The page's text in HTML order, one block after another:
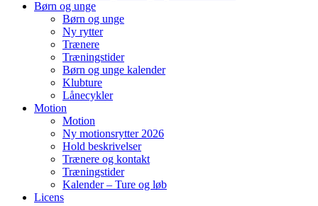
Børn og unge
Børn og unge
Ny rytter
Trænere
Træningstider
Børn og unge kalender
Klubture
Lånecykler
Motion
Motion
Ny motionsrytter 2026
Hold beskrivelser
Trænere og kontakt
Træningstider
Kalender – Ture og løb
Licens